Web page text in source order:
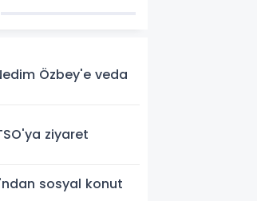
Özbey'e veda
ziyaret
sosyal konut